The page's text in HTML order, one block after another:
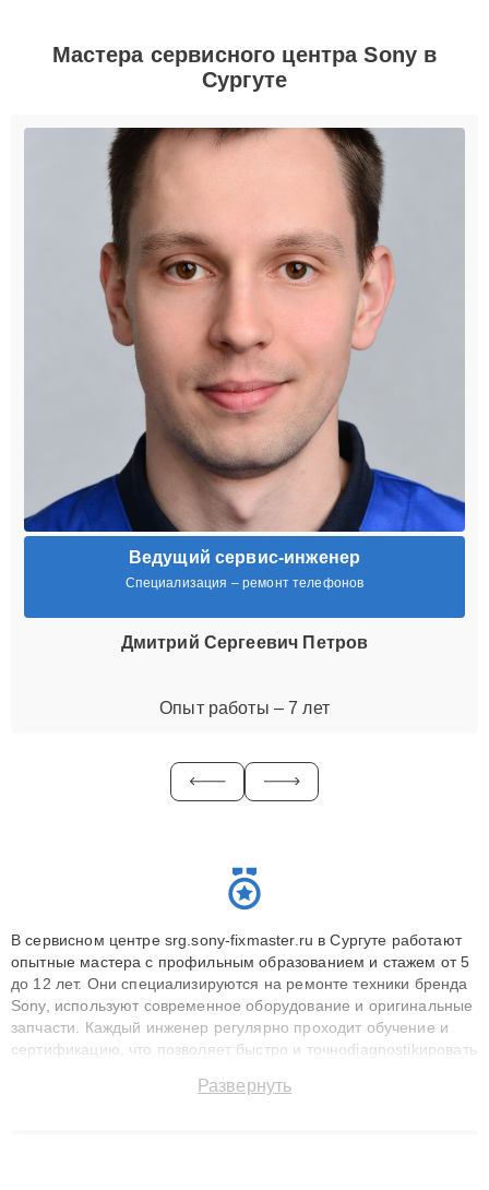
Мастера сервисного центра Sony в
Сургуте
Ведущий сервис-инженер
Специализация – ремонт телефонов
Дмитрий Сергеевич Петров
Опыт работы – 7 лет
В сервисном центре srg.sony-fixmaster.ru в Сургуте работают
опытные мастера с профильным образованием и стажем от 5
до 12 лет. Они специализируются на ремонте техники бренда
Sony, используют современное оборудование и оригинальные
запчасти. Каждый инженер регулярно проходит обучение и
сертификацию, что позволяет быстро и точноdiagnostikировать
до 3 лет. Наши мастера решают сложные случаи: от замены
Развернуть